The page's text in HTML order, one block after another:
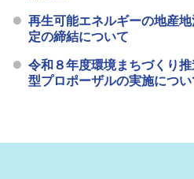
再生可能エネルギーの地産
定の締結について
令和８年度環境まちづく
型プロポーザルの実施につい